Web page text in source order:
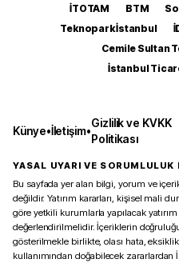
İTOTAM BTM
Teknopark İstanbul
Cemile Sultan
İstanbul
Künye•İletişim•
Gizlilik ve KVKK
Politikası
YASAL UYARI VE SORUMLULUK
Bu sayfada yer alan bilgi, yorum ve
değildir. Yatırım kararları, kişisel mali
göre yetkili kurumlarla yapılacak
değerlendirilmelidir. İçeriklerin
gösterilmekle birlikte, olası hata,
kullanımından doğabilecek